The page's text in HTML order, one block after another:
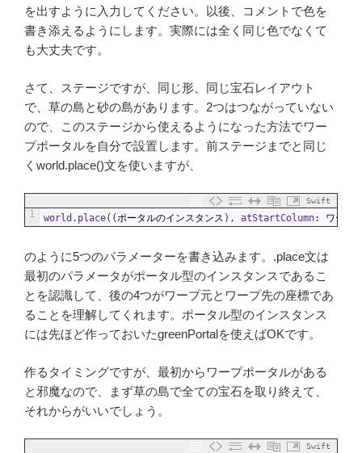
を出すように入力してください。以後、コメントで色を
書き添えるようにします。実際には全く同じ色でなくて
も大丈夫です。
さて、ステージですが、同じ形、同じ宝石レイアウト
で、草の島と砂の島があります。2つはつながっていない
ので、このステージから使えるようになった方法でワー
プポータルを自分で設置します。前ステージまでと同じ
くworld.place()文を使いますが、
Swift
1 world . place( (ポータルのインスタンス ) , atStartColumn: ワープ
のように5つのパラメーターを書き込みます。.place文は
最初のパラメータがポータル型のインスタンスであるこ
とを認識して、後の4つがワープ元とワープ先の座標であ
ることを理解してくれます。ポータル型のインスタンス
には先ほど作っておいたgreenPortalを使えばOKです。
作るタイミングですが、最初からワープポータルがある
と邪魔なので、まず草の島で全ての宝石を取り終えて、
それからがいいでしょう。
Swift